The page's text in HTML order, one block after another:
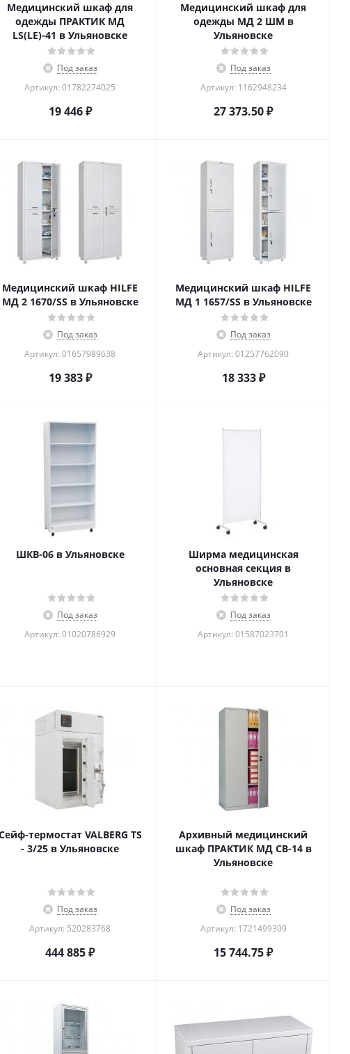
Медицинский шкаф для
одежды ПРАКТИК МД
LS(LE)-41 в Ульяновске
Под заказ
Артикул: 01782274025
19 446₽
Медицинский шкаф для
одежды МД 2 ШМ в
Ульяновске
Под заказ
Артикул: 1162948234
27 373.50₽
Медицинский шкаф HILFE
МД 2 1670/SS в Ульяновске
Под заказ
Артикул: 01657989638
19 383₽
Медицинский шкаф HILFE
МД 1 1657/SS в Ульяновске
Под заказ
Артикул: 01257762090
18 333₽
ШКВ-06 в Ульяновске
Под заказ
Артикул: 01020786929
Ширма медицинская
основная секция в
Ульяновске
Под заказ
Артикул: 01587023701
термостат VALBERG TS
- 3/25 в Ульяновске
Под заказ
Артикул: 520283768
444 885₽
Архивный медицинский
шкаф ПРАКТИК МД СВ-14 в
Ульяновске
Под заказ
Артикул: 1721499309
15 744.75₽